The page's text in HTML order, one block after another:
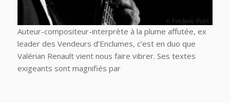
Auteur-compositeur-interprète à la plume affutée, ex
leader des Vendeurs d’Enclumes, c’est en duo que
Valérian Renault vient nous faire vibrer. Ses textes
exigeants sont magnifiés par